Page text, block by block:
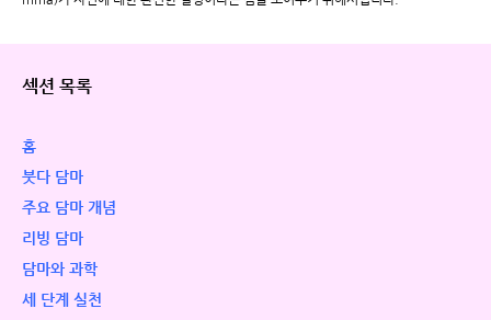
섹션 목록
홈
붓다 담마
주요 담마 개념
리빙 담마
담마와 과학
세 단계 실천